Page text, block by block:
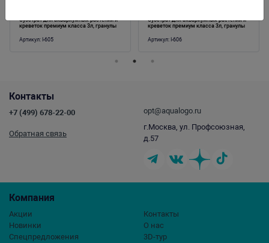
Субстрат для аквариумных растений и
креветок премиум класса 3л, гранулы
Артикул: I-605
Субстрат для аквариумных растений и
креветок премиум класса 3л, гранулы
Артикул: I-606
Компания
Акции
Новинки
Спецпредложения
Контакты
О нас
3D-тур
Контакты
+7 (499) 678-22-00
Обратная связь
opt@aqualogo.ru
г.Москва, ул. Профсоюзная,
д.57